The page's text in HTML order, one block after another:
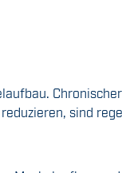
sind